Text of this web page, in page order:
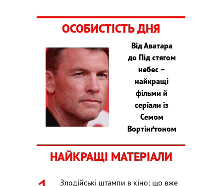
ОСОБИСТІСТЬ ДНЯ
Від Аватара
до Під стягом
небес –
найкращі
фільми й
серіали із
Семом
Вортінґтоном
НАЙКРАЩІ МАТЕРІАЛИ
Злодійські штампи в кіно: що вже